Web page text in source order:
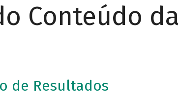
Conteúdo da
de Resultados